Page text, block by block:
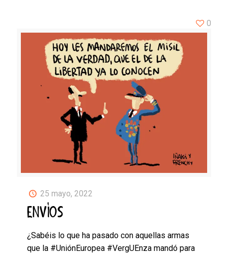
25 mayo, 2022
ENVÍOS
¿Sabéis lo que ha pasado con aquellas armas
que la #UniónEuropea #VergUEnza mandó para
0